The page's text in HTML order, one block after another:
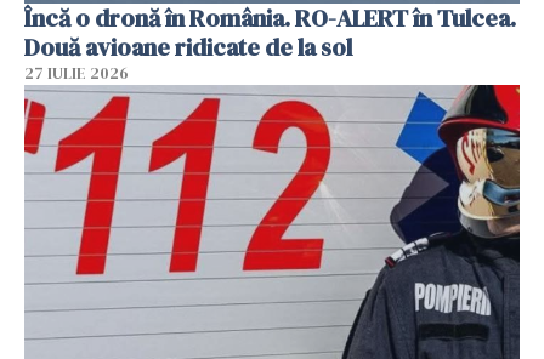
Încă o dronă în România. RO-ALERT în Tulcea.
Două avioane ridicate de la sol
27 IULIE 2026